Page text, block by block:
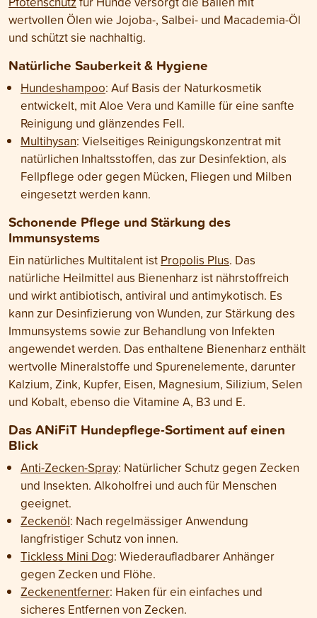
wertvollen Ölen wie Jojoba-, Salbei- und Macademia-Öl
und schützt sie nachhaltig.
Natürliche Sauberkeit & Hygiene
Hundeshampoo: Auf Basis der Naturkosmetik
entwickelt, mit Aloe Vera und Kamille für eine sanfte
Reinigung und glänzendes Fell.
Multihysan: Vielseitiges Reinigungskonzentrat mit
natürlichen Inhaltsstoffen, das zur Desinfektion, als
Fellpflege oder gegen Mücken, Fliegen und Milben
eingesetzt werden kann.
Schonende Pflege und Stärkung des
Immunsystems
Ein natürliches Multitalent ist Propolis Plus. Das
natürliche Heilmittel aus Bienenharz ist nährstoffreich
und wirkt antibiotisch, antiviral und antimykotisch. Es
kann zur Desinfizierung von Wunden, zur Stärkung des
Immunsystems sowie zur Behandlung von Infekten
angewendet werden. Das enthaltene Bienenharz enthält
wertvolle Mineralstoffe und Spurenelemente, darunter
Kalzium, Zink, Kupfer, Eisen, Magnesium, Silizium, Selen
und Kobalt, ebenso die Vitamine A, B3 und E.
Das ANiFiT Hundepflege-Sortiment auf einen
Blick
Anti-Zecken-Spray: Natürlicher Schutz gegen Zecken
und Insekten. Alkoholfrei und auch für Menschen
geeignet.
Zeckenöl: Nach regelmässiger Anwendung
langfristiger Schutz von innen.
Tickless Mini Dog: Wiederaufladbarer Anhänger
gegen Zecken und Flöhe.
Zeckenentferner: Haken für ein einfaches und
sicheres Entfernen von Zecken.